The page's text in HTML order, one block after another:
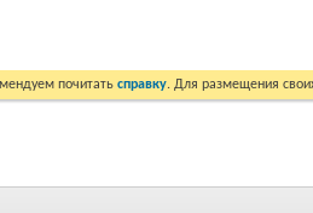
почитать справку. Для размещения